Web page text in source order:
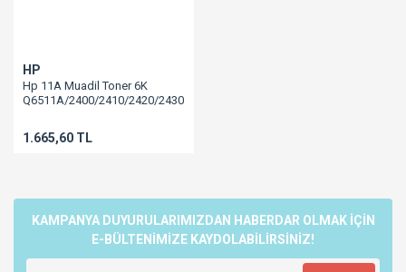
HP
Hp 11A Muadil Toner 6K
Q6511A/2400/2410/2420/2430
1.665,60 TL
KAMPANYA DUYURULARIMIZDAN HABERDAR OLMAK İÇİN
E-BÜLTENİMİZE KAYDOLABİLİRSİNİZ!